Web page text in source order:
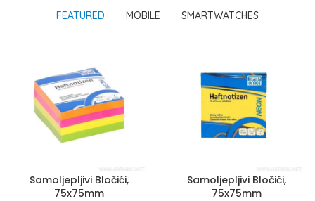
FEATURED MOBILE SMARTWATCHES
Samoljepljivi Bločići,
75x75mm
Samoljepljivi Bločići,
75x75mm